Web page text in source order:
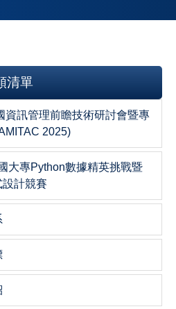
清單
資訊管理前瞻技術研討會暨專
2025)
大專Python數據精英挑戰暨
計競賽